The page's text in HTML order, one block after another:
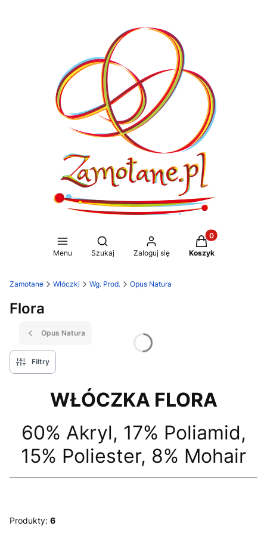
Menu
Otwórz wyszukiwarkę
Szukaj Zaloguj się
Produkty w
Koszyk
Zamotane Włóczki Wg. Prod. Opus Natura
Flora
Opus Natura
Filtry
WŁÓCZKA FLORA
60% Akryl, 17% Poliamid,
15% Poliester, 8% Mohair
Produkty: 6